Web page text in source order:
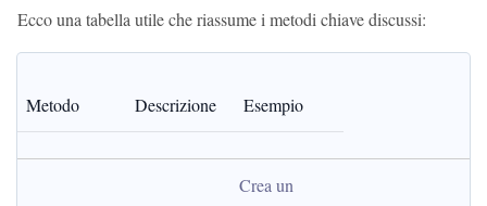
Ecco una tabella utile che riassume i metodi chiave discussi:
Metodo Descrizione Esempio
Crea un